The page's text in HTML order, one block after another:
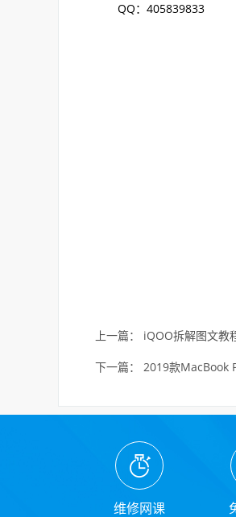
QQ：405839833
上一篇： iQOO拆解图文教
下一篇： 2019款MacBook
维修网课